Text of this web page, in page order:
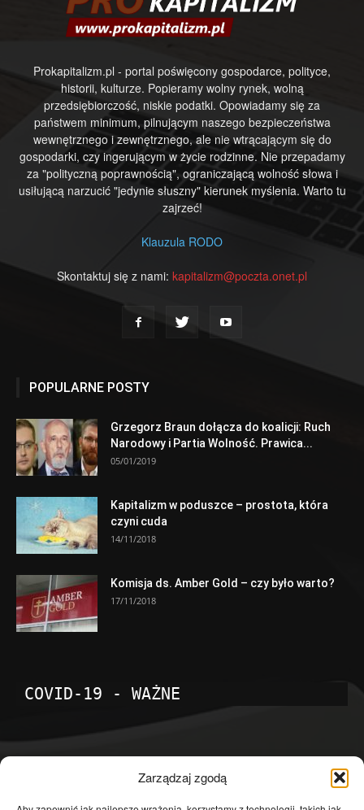
Zarządzaj zgodą
Prokapitalizm.pl - portal poświęcony gospodarce, polityce,
historii, kulturze. Popieramy wolny rynek, wolną
przedsiębiorczość, niskie podatki. Opowiadamy się za
państwem minimum, pilnującym naszego bezpieczeństwa
wewnętrznego i zewnętrznego, ale nie wtrącającym się do
gospodarki, czy ingerującym w życie rodzinne. Nie przepadamy
za "polityczną poprawnością", ograniczającą wolność słowa i
usiłującą narzucić "jedynie słuszny" kierunek myślenia. Warto tu
zajrzeć!
Klauzula RODO
Skontaktuj się z nami: kapitalizm@poczta.onet.pl
POPULARNE POSTY
Grzegorz Braun dołącza do koalicji: Ruch
Narodowy i Partia Wolność. Prawica...
05/01/2019
Kapitalizm w poduszce – prostota, która
czyni cuda
14/11/2018
Komisja ds. Amber Gold – czy było warto?
17/11/2018
COVID-19 - WAŻNE
Temat dnia 4601